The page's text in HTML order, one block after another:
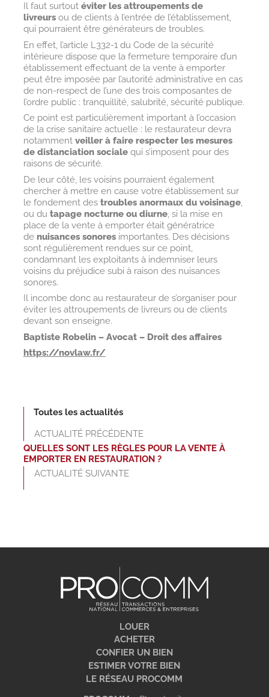
Il faut surtout éviter les attroupements de
livreursou de clients à l’entrée de l’établissement,
qui pourraient être générateurs de troubles.
En effet, l’article L332-1 du Code de la sécurité
intérieure dispose que la fermeture temporaire d’un
établissement effectuant de la vente à emporter
peut être imposée par l’autorité administrative en cas
de non-respect de l’une des trois composantes de
l’ordre public : tranquillité, salubrité, sécurité publique.
Ce point est particulièrement important à l’occasion
de la crise sanitaire actuelle : le restaurateur devra
notamment veiller à faire respecter les mesures
de distanciation socialequi s’imposent pour des
raisons de sécurité.
De leur côté, les voisins pourraient également
chercher à mettre en cause votre établissement sur
le fondement des troubles anormaux du voisinage,
ou du tapage nocturne ou diurne, si la mise en
place de la vente à emporter était génératrice
de nuisances sonoresimportantes. Des décisions
sont régulièrement rendues sur ce point,
condamnant les exploitants à indemniser leurs
voisins du préjudice subi à raison des nuisances
sonores.
Il incombe donc au restaurateur de s’organiser pour
éviter les attroupements de livreurs ou de clients
devant son enseigne.
Baptiste Robelin – Avocat – Droit des affaires
https://novlaw.fr/
Toutes les actualités
ACTUALITÉ PRÉCÉDENTE
QUELLES SONT LES RÈGLES POUR LA VENTE À
EMPORTER EN RESTAURATION ?
ACTUALITÉ SUIVANTE
LOUER
ACHETER
CONFIER UN BIEN
ESTIMER VOTRE BIEN
LE RÉSEAU PROCOMM